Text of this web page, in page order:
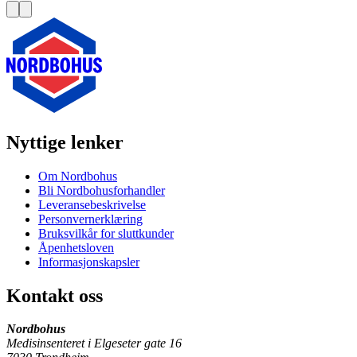
Nyttige lenker
Om Nordbohus
Bli Nordbohusforhandler
Leveransebeskrivelse
Personvernerklæring
Bruksvilkår for sluttkunder
Åpenhetsloven
Informasjonskapsler
Kontakt oss
Nordbohus
Medisinsenteret i Elgeseter gate 16